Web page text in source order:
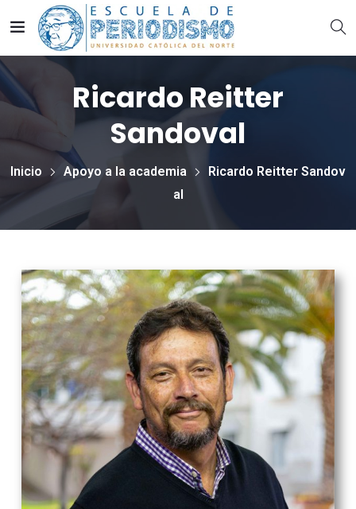
Ricardo Reitter
Sandoval
Inicio Apoyo a la academia
Ricardo Reitter Sandov
al